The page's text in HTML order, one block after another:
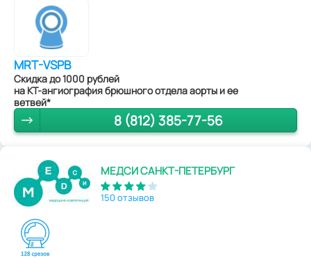
MRT-VSPB
Скидка до 1000 рублей
на КТ-ангиография брюшного отдела аорты и ее
ветвей*
8 (812) 385-77-56
МЕДСИ САНКТ-ПЕТЕРБУРГ
150 отзывов